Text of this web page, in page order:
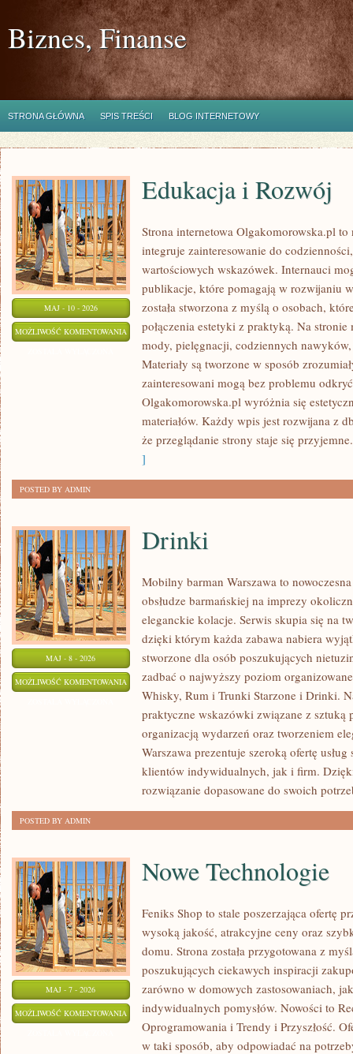
Biznes, Finanse
STRONA GŁÓWNA SPIS TREŚCI BLOG INTERNETOWY
MAJ - 10 - 2026
MOŻLIWOŚĆ KOMENTOWANIA EDUKACJA
ROZWÓJ
Edukacja i Rozwój
Strona internetowa Olgakomorowska.pl
integruje zainteresowanie do
wartościowych wskazówek. Internauci
publikacje, które pomagają w rozwijaniu
została stworzona z myślą o osobach,
połączenia estetyki z praktyką. Na
mody, pielęgnacji, codziennych
Materiały są tworzone w sposób
zainteresowani mogą bez problemu
Olgakomorowska.pl wyróżnia się
materiałów. Każdy wpis jest rozwijana z
że przeglądanie strony staje się
]
POSTED BY ADMIN
MAJ - 8 - 2026
MOŻLIWOŚĆ KOMENTOWANIA DRINKI
Drinki
Mobilny barman Warszawa to
obsłudze barmańskiej na imprezy
eleganckie kolacje. Serwis skupia się na
dzięki którym każda zabawa nabiera
stworzone dla osób poszukujących
zadbać o najwyższy poziom
Whisky, Rum i Trunki Starzone i Drinki.
praktyczne wskazówki związane z
organizacją wydarzeń oraz tworzeniem
Warszawa prezentuje szeroką ofertę
klientów indywidualnych, jak i firm.
rozwiązanie dopasowane do swoich
POSTED BY ADMIN
MAJ - 7 - 2026
MOŻLIWOŚĆ KOMENTOWANIA NOWE
TECHNOLOGIE
Nowe Technologie
Feniks Shop to stale poszerzająca ofertę
wysoką jakość, atrakcyjne ceny oraz
domu. Strona została przygotowana z
poszukujących ciekawych inspiracji
zarówno w domowych zastosowaniach,
indywidualnych pomysłów. Nowości to
Oprogramowania i Trendy i Przyszłość.
w taki sposób, aby odpowiadać na